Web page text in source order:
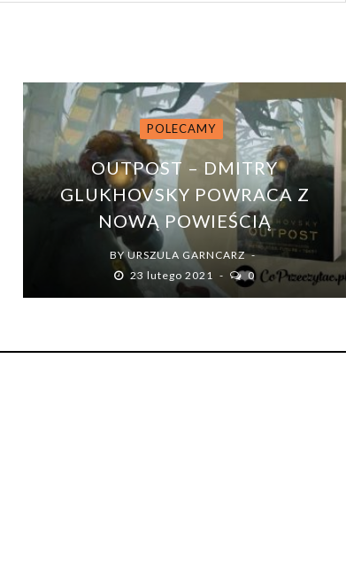
POLECAMY
OUTPOST – DMITRY
GLUKHOVSKY POWRACA Z
NOWĄ POWIEŚCIĄ
BYURSZULA GARNCARZ
23 lutego 2021
0